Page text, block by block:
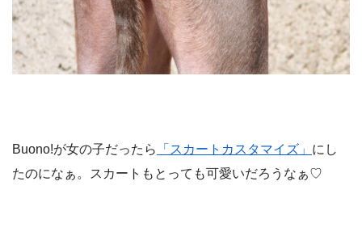
Buono!が女の子だったら 「スカートカスタマイズ」 にし
たのになぁ。スカートもとっても可愛いだろうなぁ♡